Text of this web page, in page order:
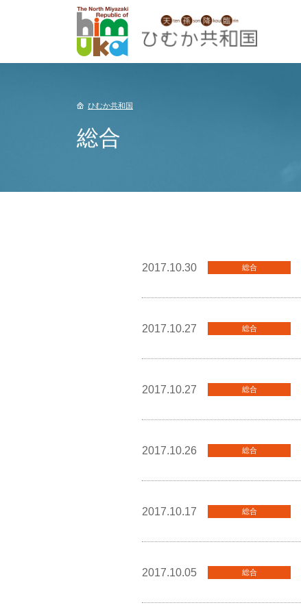
ひむか共和国
総合
2017.10.30 総合
2017.10.27 総合
2017.10.27 総合
2017.10.26 総合
2017.10.17 総合
2017.10.05 総合